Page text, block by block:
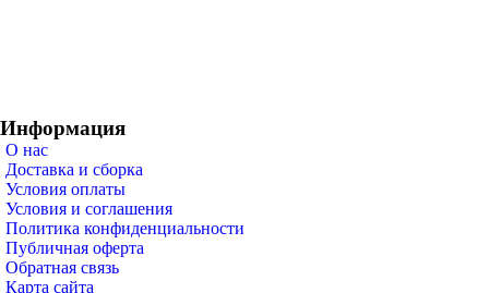
Информация
О нас
Доставка и сборка
Условия оплаты
Условия и соглашения
Политика конфиденциальности
Публичная оферта
Обратная связь
Карта сайта